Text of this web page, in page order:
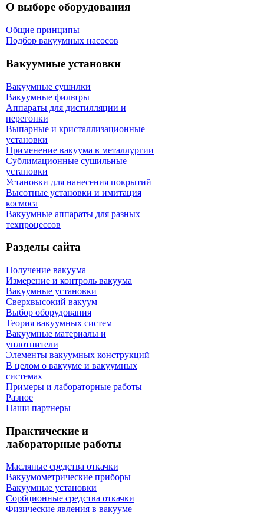
О выборе оборудования
Общие принципы
Подбор вакуумных насосов
Вакуумные установки
Вакуумные сушилки
Вакуумные фильтры
Аппараты для дистилляции и
перегонки
Выпарные и кристаллизационные
установки
Применение вакуума в металлургии
Сублимационные сушильные
установки
Установки для нанесения покрытий
Высотные установки и имитация
космоса
Вакуумные аппараты для разных
техпроцессов
Разделы сайта
Получение вакуума
Измерение и контроль вакуума
Вакуумные установки
Сверхвысокий вакуум
Выбор оборудования
Теория вакуумных систем
Вакуумные материалы и
уплотнители
Элементы вакуумных конструкций
В целом о вакууме и вакуумных
системах
Примеры и лабораторные работы
Разное
Наши партнеры
Практические и
лабораторные работы
Масляные средства откачки
Вакуумометрические приборы
Вакуумные установки
Сорбционные средства откачки
Физические явления в вакууме